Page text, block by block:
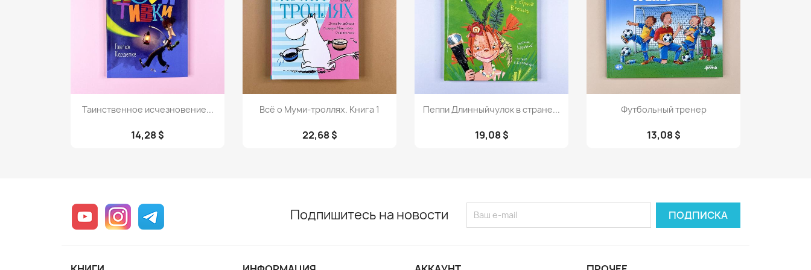
Просмотр
Таинственное исчезновение...
14,28 $
Просмотр
Всё о Муми-троллях. Книга 1
22,68 $
Просмотр
Пеппи Длинныйчулок в стране...
19,08 $
Просмотр
Футбольный тренер
13,08 $
YouTube Instagram Подпишитесь на новости